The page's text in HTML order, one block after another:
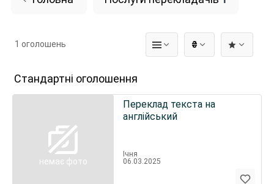
₴
1 оголошень
Стандартні оголошення
немає фото
Переклад текста на
англійський
Ічня
06.03.2025